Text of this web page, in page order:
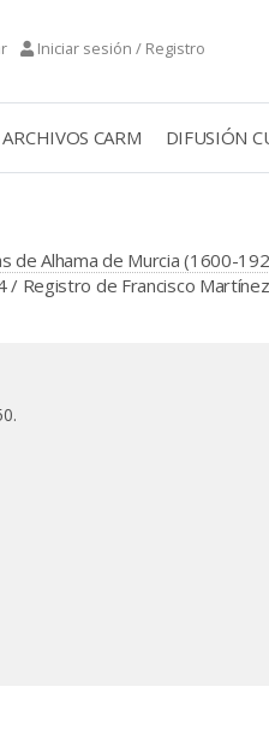
Iniciar sesión / Registro
ARCHIVOS CARM DIFUSIÓN
de Alhama de Murcia (1600-
/ Registro de Francisco